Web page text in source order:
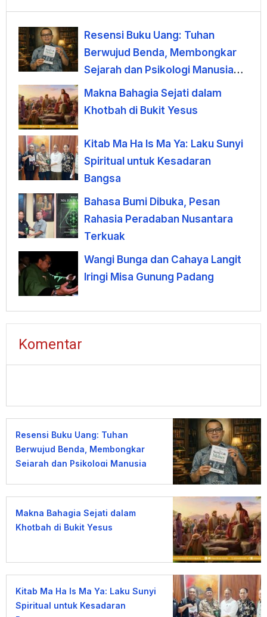
Resensi Buku Uang: Tuhan
Berwujud Benda, Membongkar
Sejarah dan Psikologi Manusia
terhadap Uang
Makna Bahagia Sejati dalam
Khotbah di Bukit Yesus
Kitab Ma Ha Is Ma Ya: Laku Sunyi
Spiritual untuk Kesadaran
Bangsa
Bahasa Bumi Dibuka, Pesan
Rahasia Peradaban Nusantara
Terkuak
Wangi Bunga dan Cahaya Langit
Iringi Misa Gunung Padang
Komentar
Resensi Buku Uang: Tuhan
Berwujud Benda, Membongkar
Sejarah dan Psikologi Manusia
Makna Bahagia Sejati dalam
Khotbah di Bukit Yesus
Kitab Ma Ha Is Ma Ya: Laku Sunyi
Spiritual untuk Kesadaran